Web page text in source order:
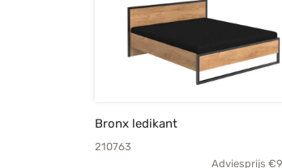
Bronx ledikant
210763
Adviesprijs €